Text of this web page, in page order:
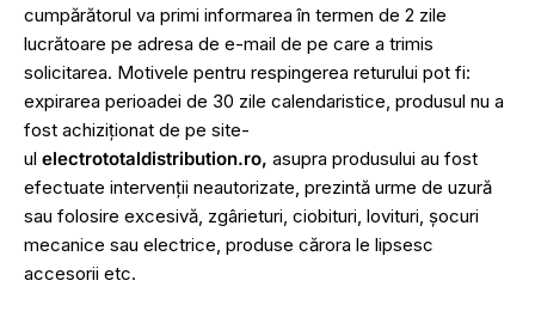
cumpărătorul va primi informarea în termen de 2 zile
lucrătoare pe adresa de e-mail de pe care a trimis
solicitarea. Motivele pentru respingerea returului pot fi:
expirarea perioadei de 30 zile calendaristice, produsul nu a
fost achiziționat de pe site-
ul electrototaldistribution.ro, asupra produsului au fost
efectuate intervenții neautorizate, prezintă urme de uzură
sau folosire excesivă, zgârieturi, ciobituri, lovituri, șocuri
mecanice sau electrice, produse cărora le lipsesc
accesorii etc.